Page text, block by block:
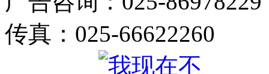
传真：025-66622260